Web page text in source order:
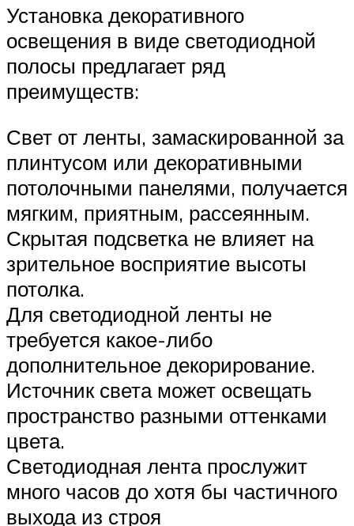
Установка декоративного
освещения в виде светодиодной
полосы предлагает ряд
преимуществ:
Свет от ленты, замаскированной за
плинтусом или декоративными
потолочными панелями, получается
мягким, приятным, рассеянным.
Скрытая подсветка не влияет на
зрительное восприятие высоты
потолка.
Для светодиодной ленты не
требуется какое-либо
дополнительное декорирование.
Источник света может освещать
пространство разными оттенками
цвета.
Светодиодная лента прослужит
много часов до хотя бы частичного
выхода из строя